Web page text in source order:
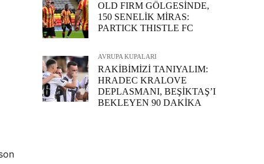
OLD FIRM GÖLGESİNDE,
150 SENELİK MİRAS:
PARTICK THISTLE FC
AVRUPA KUPALARI
RAKİBİMİZİ TANIYALIM:
HRADEC KRALOVE
DEPLASMANI, BEŞİKTAŞ’I
BEKLEYEN 90 DAKİKA